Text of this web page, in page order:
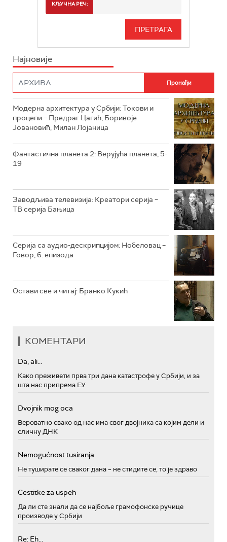
РТС 3
РТС ЖИВОТ
РТС КОЛО
ИНФО
КЉУЧНА РЕЧ:
Најновије
Модерна архитектура у Србији: Токови и
процепи – Предраг Цагић, Боривоје
Јовановић, Милан Лојаница
Фантастична планета 2: Верујућа планета, 5-
19
Заводљива телевизија: Креатори серија –
ТВ серија Бањица
Серија са аудио-дескрипцијом: Нобеловац –
Говор, 6. епизода
Остави све и читај: Бранко Кукић
КОМЕНТАРИ
Da, ali...
Како преживети прва три дана катастрофе у Србији, и за
шта нас припрема ЕУ
Dvojnik mog oca
Вероватно свако од нас има свог двојника са којим дели и
сличну ДНК
Nemogućnost tusiranja
Не туширате се сваког дана – не стидите се, то је здраво
Cestitke za uspeh
Да ли сте знали да се најбоље грамофонске ручице
производе у Србији
Re: Eh...